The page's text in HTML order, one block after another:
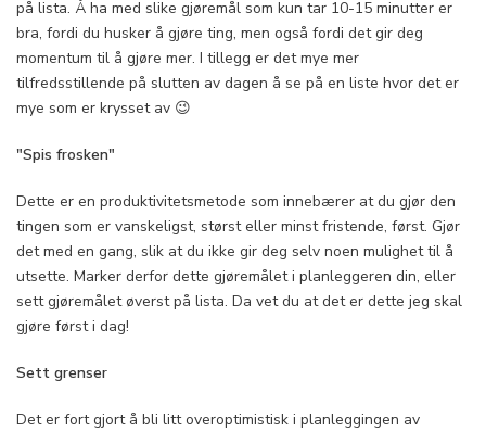
på lista. Å ha med slike gjøremål som kun tar 10-15 minutter er
bra, fordi du husker å gjøre ting, men også fordi det gir deg
momentum til å gjøre mer. I tillegg er det mye mer
tilfredsstillende på slutten av dagen å se på en liste hvor det er
mye som er krysset av 😉
"Spis frosken"
Dette er en produktivitetsmetode som innebærer at du gjør den
tingen som er vanskeligst, størst eller minst fristende, først. Gjør
det med en gang, slik at du ikke gir deg selv noen mulighet til å
utsette. Marker derfor dette gjøremålet i planleggeren din, eller
sett gjøremålet øverst på lista. Da vet du at det er dette jeg skal
gjøre først i dag!
Sett grenser
Det er fort gjort å bli litt overoptimistisk i planleggingen av